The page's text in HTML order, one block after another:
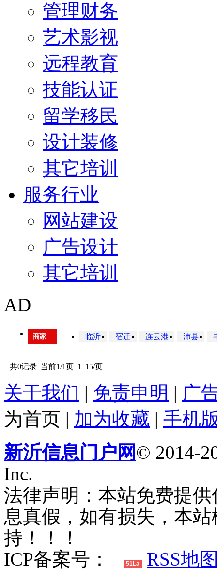
管理财务
艺术影视
远程教育
技能认证
留学移民
设计装修
其它培训
服务行业
网站建设
广告设计
其它培训
AD
商家
域：
临沂 宿迁 连云港 沛县
共0记录 当前1/1页 1 15/页
关于我们 | 免责申明 | 广
为首页 | 加为收藏 | 手机
新沂信息门户网© 2014-
Inc.
法律声明：本站免费提
息真假，如有损失，本
持！！！
ICP备案号：
51La RSS地